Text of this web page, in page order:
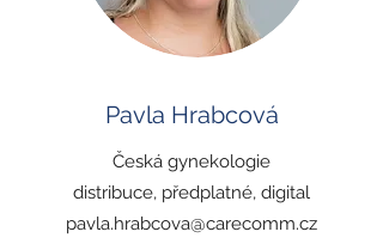
Pavla Hrabcová
Česká gynekologie
distribuce, předplatné, digital
pavla.hrabcova@carecomm.cz